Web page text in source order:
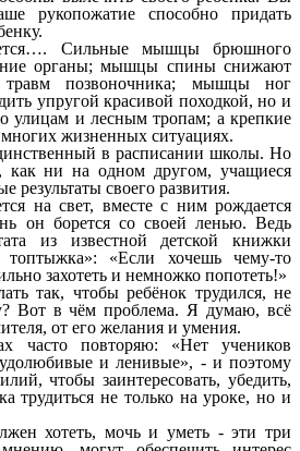
рукопожатие способно придать
Сильные мышцы брюшного
органы; мышцы спины снижают
позвоночника; мышцы ног
упругой красивой походкой, но и
улицам и лесным тропам; а крепкие
жизненных ситуациях.
в расписании школы. Но
как ни на одном другом, учащиеся
результаты своего развития.
на свет, вместе с ним рождается
он борется со своей ленью. Ведь
из известной детской книжки
«Если хочешь чему-то
захотеть и немножко попотеть!»
чтобы ребёнок трудился, не
Вот в чём проблема. Я думаю, всё
от его желания и умения.
часто повторяю: «Нет учеников
и ленивые», - и поэтому
чтобы заинтересовать, убедить,
трудиться не только на уроке, но и
мочь и уметь - эти три